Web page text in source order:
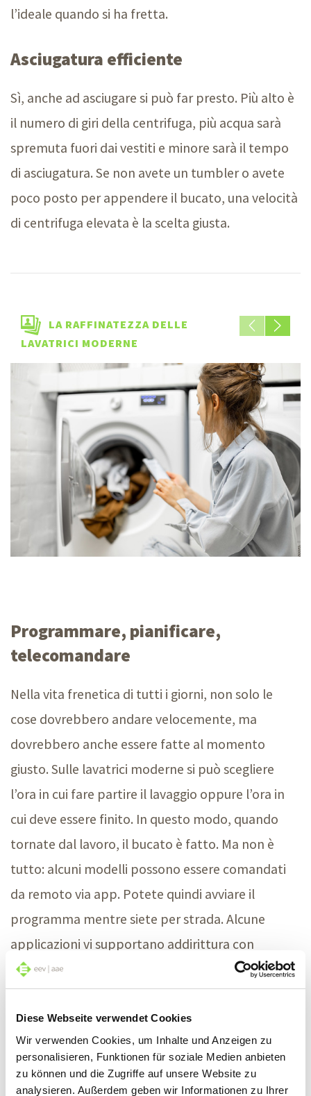
Diese Webseite verwendet Cookies
Wir verwenden Cookies, um Inhalte und Anzeigen zu
personalisieren, Funktionen für soziale Medien anbieten
zu können und die Zugriffe auf unsere Website zu
analysieren. Außerdem geben wir Informationen zu Ihrer
l’ideale quando si ha fretta.
Asciugatura efficiente
Sì, anche ad asciugare si può far presto. Più alto è
il numero di giri della centrifuga, più acqua sarà
spremuta fuori dai vestiti e minore sarà il tempo
di asciugatura. Se non avete un tumbler o avete
poco posto per appendere il bucato, una velocità
di centrifuga elevata è la scelta giusta.
LA RAFFINATEZZA DELLE
LAVATRICI MODERNE
Programmare, pianificare,
telecomandare
Nella vita frenetica di tutti i giorni, non solo le
cose dovrebbero andare velocemente, ma
dovrebbero anche essere fatte al momento
giusto. Sulle lavatrici moderne si può scegliere
l’ora in cui fare partire il lavaggio oppure l’ora in
cui deve essere finito. In questo modo, quando
tornate dal lavoro, il bucato è fatto. Ma non è
tutto: alcuni modelli possono essere comandati
da remoto via app. Potete quindi avviare il
programma mentre siete per strada. Alcune
applicazioni vi supportano addirittura con
messaggi di errore e vi collegano con il servizio di
assistenza. E prima di scendere inutilmente in
lavanderia, basta controllare lo stato del ciclo di
lavaggio dando un’occhiata allo smartphone.
Lavaggio silenzioso, sonno profondo